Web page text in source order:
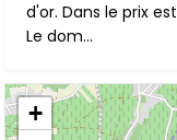
d'or. Dans le prix
Le dom...
+